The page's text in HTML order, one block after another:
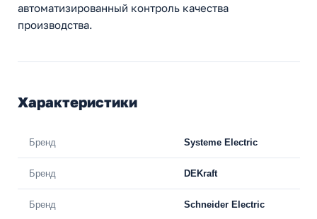
автоматизированный контроль качества
производства.
Характеристики
Бренд Systeme Electric
Бренд DEKraft
Бренд Schneider Electric